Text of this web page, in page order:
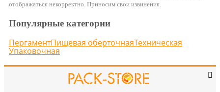
отображаться некорректно. Приносим свои извинения.
Популярные категории
ПергаментПищевая оберточнаяТехническая
Упаковочная